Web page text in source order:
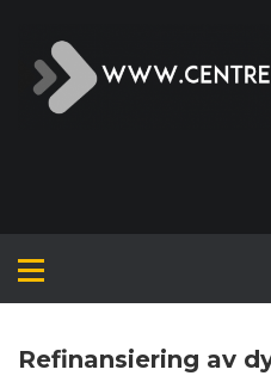
content
Refinansiering av